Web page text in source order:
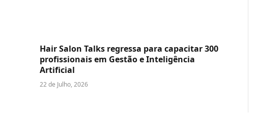
Hair Salon Talks regressa para capacitar 300
profissionais em Gestão e Inteligência
Artificial
22 de Julho, 2026